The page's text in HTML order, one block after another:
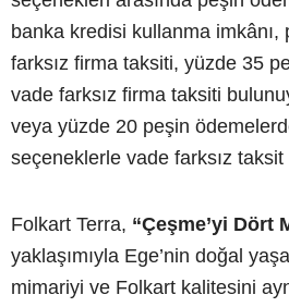
banka kredisi kullanma imkânı,
farksız firma taksiti, yüzde 35
vade farksız firma taksiti
veya yüzde 20 peşin
seçeneklerle vade farksız taksit
Folkart Terra, “Çeşme’yi Dört
yaklaşımıyla Ege’nin doğal
mimariyi ve Folkart kalitesini